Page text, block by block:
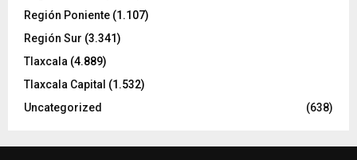
Región Poniente (1.107)
Región Sur (3.341)
Tlaxcala (4.889)
Tlaxcala Capital (1.532)
Uncategorized
(638)